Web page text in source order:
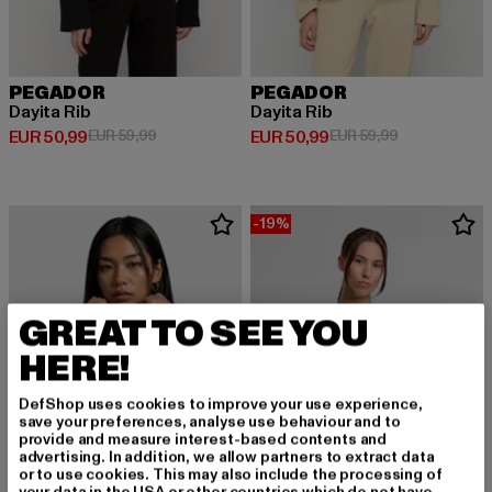
PEGADOR
Dayita Rib
EUR 50,99
Derzeitiger Preis: EUR 50,99
EUR 59,99Aktionspreis: EUR 59,99
PEGADOR
Dayita Rib
EUR 50,99
Derzeitiger Preis: EUR 50,99
EUR 59,99Aktionspreis:
-19%
GREAT TO SEE YOU
HERE!
DefShop uses cookies to improve your use experience,
save your preferences, analyse use behaviour and to
provide and measure interest-based contents and
advertising. In addition, we allow partners to extract data
or to use cookies. This may also include the processing of